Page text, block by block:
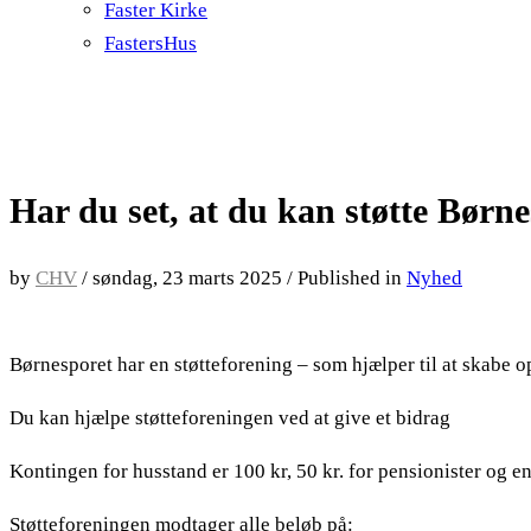
Faster Kirke
FastersHus
Har du set, at du kan støtte
by CHV / søndag, 23 marts 2025 / Published in Nyhed
Børnesporet har en støtteforening – som hjælper til at skabe
Du kan hjælpe støtteforeningen ved at give et bidrag
Kontingen for husstand er 100 kr, 50 kr. for pensionister og
Støtteforeningen modtager alle beløb på: